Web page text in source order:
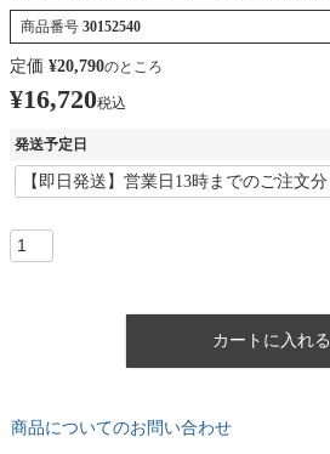
商品番号 30152540
定価 ¥20,790のところ
¥16,720税込
発送予定日
カートに入れる
商品についてのお問い合わせ